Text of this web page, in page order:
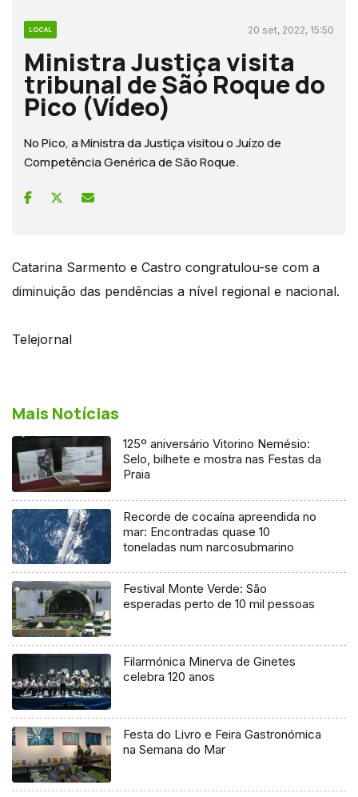
LOCAL 20 set, 2022, 15:50
Ministra Justiça visita
tribunal de São Roque do
Pico (Vídeo)
No Pico, a Ministra da Justiça visitou o Juízo de
Competência Genérica de São Roque.
Catarina Sarmento e Castro congratulou-se com a
diminuição das pendências a nível regional e nacional.
Telejornal
Mais Notícias
125º aniversário Vitorino Nemésio:
Selo, bilhete e mostra nas Festas da
Praia
Recorde de cocaína apreendida no
mar: Encontradas quase 10
toneladas num narcosubmarino
Festival Monte Verde: São
esperadas perto de 10 mil pessoas
Filarmónica Minerva de Ginetes
celebra 120 anos
Festa do Livro e Feira Gastronómica
na Semana do Mar